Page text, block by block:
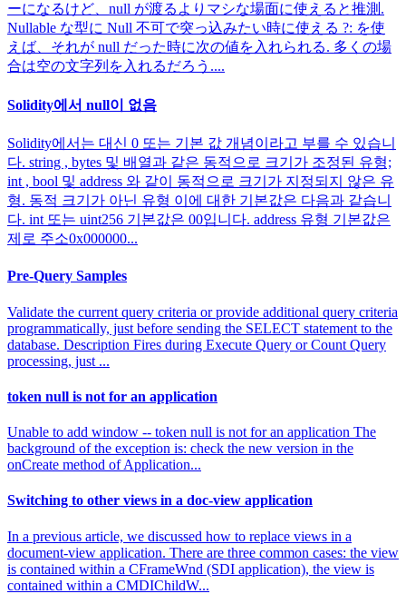
ーになるけど、null が渡るよりマシな場面に使えると推測.
Nullable な型に Null 不可で突っ込みたい時に使える ?: を使
えば、それが null だった時に次の値を入れられる. 多くの場
合は空の文字列を入れるだろう....
Solidity에서 null이 없음
Solidity에서는 대신 0 또는 기본 값 개념이라고 부를 수 있습니
다. string , bytes 및 배열과 같은 동적으로 크기가 조정된 유형;
int , bool 및 address 와 같이 동적으로 크기가 지정되지 않은 유
형. 동적 크기가 아닌 유형 이에 대한 기본값은 다음과 같습니
다. int 또는 uint256 기본값은 00입니다. address 유형 기본값은
제로 주소0x000000...
Pre-Query Samples
Validate the current query criteria or provide additional query criteria
programmatically, just before sending the SELECT statement to the
database. Description Fires during Execute Query or Count Query
processing, just ...
token null is not for an application
Unable to add window -- token null is not for an application The
background of the exception is: check the new version in the
onCreate method of Application...
Switching to other views in a doc-view application
In a previous article, we discussed how to replace views in a
document-view application. There are three common cases: the view
is contained within a CFrameWnd (SDI application), the view is
contained within a CMDIChildW...